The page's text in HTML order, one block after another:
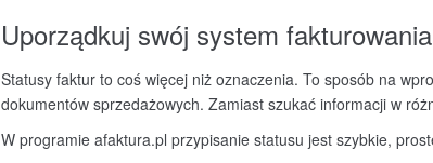
Uporządkuj swój system fakturowania
Statusy faktur to coś więcej niż oznaczenia. To sposób na
dokumentów sprzedażowych. Zamiast szukać informacji w
W programie afaktura.pl przypisanie statusu jest szybkie,